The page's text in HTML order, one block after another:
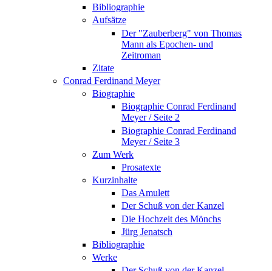
Bibliographie
Aufsätze
Der "Zauberberg" von Thomas
Mann als Epochen- und
Zeitroman
Zitate
Conrad Ferdinand Meyer
Biographie
Biographie Conrad Ferdinand
Meyer / Seite 2
Biographie Conrad Ferdinand
Meyer / Seite 3
Zum Werk
Prosatexte
Kurzinhalte
Das Amulett
Der Schuß von der Kanzel
Die Hochzeit des Mönchs
Jürg Jenatsch
Bibliographie
Werke